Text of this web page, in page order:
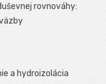
rovnováhy:
a hydroizolácia